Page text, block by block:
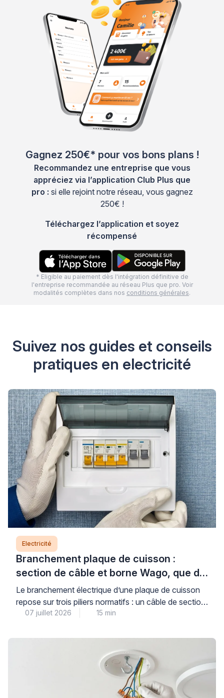
Gagnez 250€* pour vos bons plans !
Recommandez une entreprise que vous
appréciez via l’application Club Plus que
pro : si elle rejoint notre réseau, vous gagnez
250€ !
Téléchargez l’application et soyez
récompensé
* Eligible au paiement dès l'intégration définitive de
l'entreprise recommandée au réseau Plus que pro. Voir
modalités complètes dans nos conditions générales.
Suivez nos guides et conseils
pratiques en electricité
Electricité
Branchement plaque de cuisson :
section de câble et borne Wago, que dit
la norme ?
Le branchement électrique d’une plaque de cuisson
repose sur trois piliers normatifs : un câble de section
adaptée (6 mm² pour les plaques jusqu’à 7 400 W,
conforme à la norme NF C 15-100, et des
connexions dimensionnées pour supporter l’intensité
requise. Comprendre ces règles […]
07 juillet 2026 15 min